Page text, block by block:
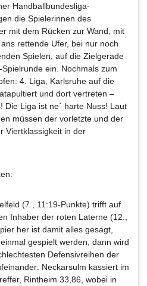
Handballbundesliga-
die Spielerinnen des
mit dem Rücken zur Wand, mit
rettende Ufer, bei nur noch
Spielen, auf die Zielgerade
ein. Nochmals zum
4. Liga, Karlsruhe auf die
und dort vertreten –
Die Liga ist ne´ harte Nuss! Laut
müssen der vorletzte und der
Viertklassigkeit in der
(7., 11:19-Punkte) trifft auf
Inhaber der roten Laterne (12.,
her ist damit alles gesagt,
gespielt werden, dann wird
Defensivreihen der
Neckarsulm kassiert im
Rintheim 33,86, wobei in